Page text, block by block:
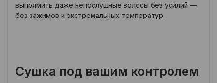
выпрямить даже непослушные волосы без усилий —
без зажимов и экстремальных температур.
Сушка под вашим контролем